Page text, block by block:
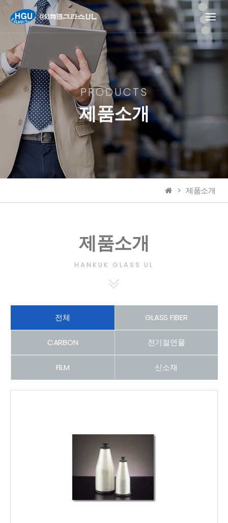
PRODUCTS
제품소개
제품소개
제품소개
HANKUK GLASS UL
전체 GLASS FIBER
CARBON 전기절연물
FILM 신소재